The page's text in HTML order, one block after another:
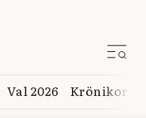
Val 2026 Krönikor